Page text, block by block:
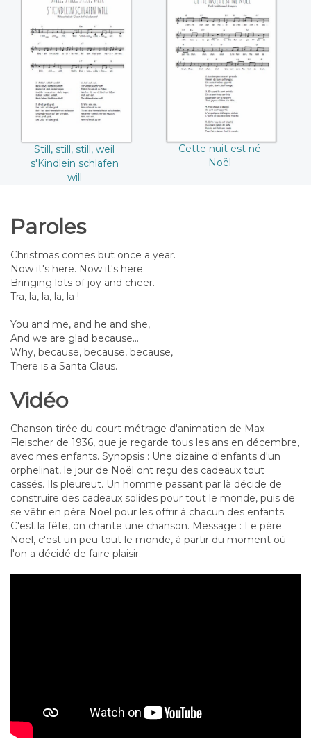
Still, still, still, weil
s'Kindlein schlafen
will
Still, still, still, weil
s'Kindlein schlafen
will
Cette nuit est né
Noël
Cette nuit est né
Noël
Paroles
Christmas comes but once a year.
Now it's here. Now it's here.
Bringing lots of joy and cheer.
Tra, la, la, la, la !
You and me, and he and she,
And we are glad because...
Why, because, because, because,
There is a Santa Claus.
Vidéo
Chanson tirée du court métrage d'animation de Max
Fleischer de 1936, que je regarde tous les ans en décembre,
avec mes enfants. Synopsis : Une dizaine d'enfants d'un
orphelinat, le jour de Noël ont reçu des cadeaux tout
cassés. Ils pleureut. Un homme passant par là décide de
construire des cadeaux solides pour tout le monde, puis de
se vêtir en père Noël pour les offrir à chacun des enfants.
C'est la fête, on chante une chanson. Message : Le père
Noël, c'est un peu tout le monde, à partir du moment où
l'on a décidé de faire plaisir.